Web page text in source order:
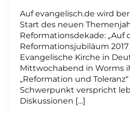
Auf evangelisch.de wird
Start des neuen
Reformationsdekade: „Auf
Reformationsjubiläum
Evangelische Kirche in
Mittwochabend in Worms
„Reformation und
Schwerpunkt verspricht
Diskussionen […]